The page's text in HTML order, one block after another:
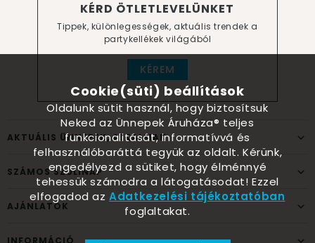
KÉRD ÖTLETLEVELÜNKET
Tippek, különlegességek, aktuális trendek a
partykellékek világából
KÉREM
AKTUÁLIS ÜNNEPEK, ALKALMAK
SZÁMOS SZÜLINAP
AJÁNLATOK
INFORMÁCIÓ
Cookie(süti) beállítások
Oldalunk sütit használ, hogy biztosítsuk
Neked az Ünnepek Áruháza® teljes
funkcionalitását, informatívvá és
felhasználóbaráttá tegyük az oldalt. Kérünk,
engedélyezd a sütiket, hogy élménnyé
tehessük számodra a látogatásodat! Ezzel
elfogadod azAdatkezelési tájékoztatóban
foglaltakat.